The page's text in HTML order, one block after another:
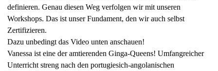
definieren. Genau diesen Weg verfolgen wir mit unseren
Workshops. Das ist unser Fundament, den wir auch selbst
Zertifizieren.
Dazu unbedingt das Video unten anschauen!
Vanessa ist eine der amtierenden Ginga-Queens! Umfangreicher
Unterricht streng nach den portugiesich-angolanischen